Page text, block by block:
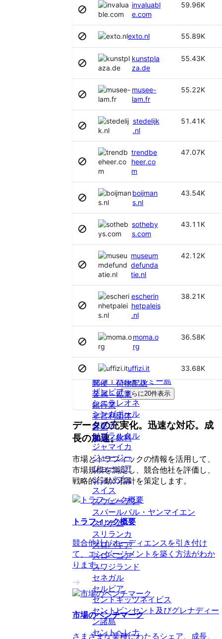
家具
小売
工芸
広告・マーケティング
建築
建設・メンテナンス
投資
政府
政治団体
教育
新聞
施設サービス
旅行・ツーリズム
機器・消耗品
機械
法律
海上
漁業
獣医
社会・慈善団体
福祉
科学
美容・コスメティクス
自動車
舞台芸術
航空
航空宇宙・防衛
軍事
輸入・輸出
農場・牧場
農業
通信教育
運輸・物流
郵便・荷物配送
金属・鉱業
銀行業
非営利団体
音楽
食品・飲料
ガーナ
ガーンジー
キプロス
キュラソー
キリバス
キルギスタン
ギニアビサウ
ギリシャ
クウェート
クック諸島
クリスマス島
クロアチア
グアテマラ
グアドループ
グアム
グリーンランド
グレナダ
ケイマン諸島
ケニア
ココス諸島
コスタリカ
コモロ
コロンビア
コンゴ共和国
コンゴ民主共和国
コートジボワール
サウジアラビア
サウスジョージアとサウスサンドイ
ッチ諸島
サモア
サントメ・プリンシペ
サンピエール・エ・ミクロン
サンマリノ
サン・バルテルミー島
ザンビア
シエラレオネ
シンガポール
ジブチ
ジブラルタル
ジャマイカ
ジャージー
ジョージア
ジンバブエ
スイス
スウェーデン
スバールバル・ヤンマイエン
スリナム
スリランカ
スロバキア
スロベニア
スワジランド
セネガル
セルビア
セントキッツネイビス
セントビンセント及びグレナディー
ン諸島
セントヘレナ
invaluabl
e.com
59.96K
exto.nl 55.89K
kunstpla
za.de
55.43K
musee-
lam.fr
55.22K
stedelijk
.nl
51.41K
trendbe
heer.co
m
47.07K
boijman
s.nl
43.54K
sotheby
s.com
43.11K
museum
defunda
tie.nl
42.12K
escherin
hetpaleis
.nl
38.21K
moma.o
rg
36.58K
uffizi.it 33.68K
さらに20件表示
データの充実化。迅速な対応。成
長の加速。
市場とトラフィックの情報を活用して、
市場規模を測定し、競合他社を評価し、
戦略的行動の指針を策定します。
トラフィック概要
競合他社がオーディエンスを引き付け
て、エンゲージメントを築く方法がわか
ります。
市場のベンチマーク
さまざまな業種にわたるシェア、成長、